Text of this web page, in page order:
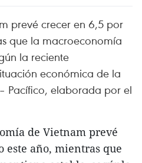
prevé crecer en 6,5 por
que la macroeconomía
la reciente
económica de la
Pacífico, elaborada por el
de Vietnam prevé
este año, mientras que